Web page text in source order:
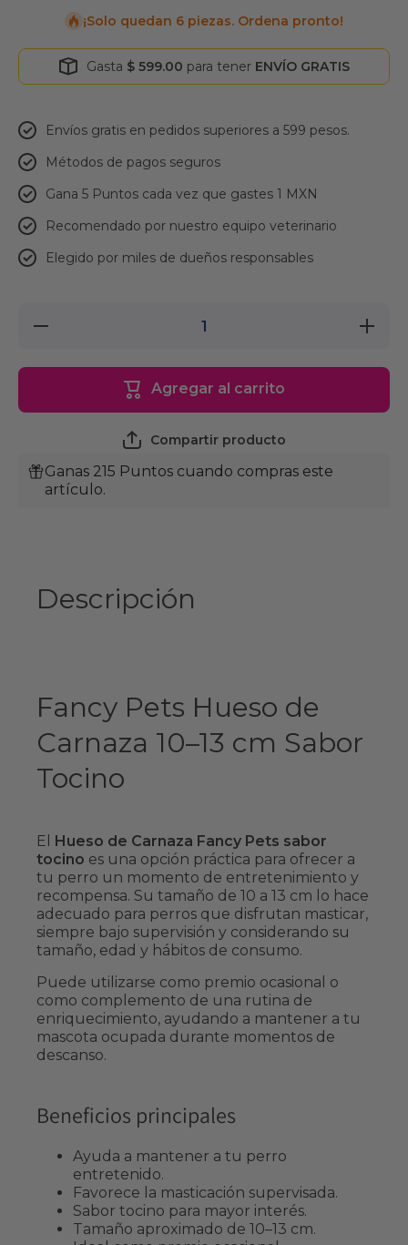
¡Solo quedan 6 piezas. Ordena pronto!
Gasta $ 599.00 para tener ENVÍO GRATIS
Envíos gratis en pedidos superiores a 599 pesos.
Métodos de pagos seguros
Gana 5 Puntos cada vez que gastes 1 MXN
Recomendado por nuestro equipo veterinario
Elegido por miles de dueños responsables
Reducir
Tocino
Aumentar
cantidad
Pets
Carnaza
Agregar al carrito
Compartir producto
Ganas 215 Puntos cuando compras este
artículo.
Descripción
Fancy Pets Hueso de
Carnaza 10–13 cm Sabor
Tocino
El Hueso de Carnaza Fancy Pets sabor
tocino es una opción práctica para ofrecer a
tu perro un momento de entretenimiento y
recompensa. Su tamaño de 10 a 13 cm lo hace
adecuado para perros que disfrutan masticar,
siempre bajo supervisión y considerando su
tamaño, edad y hábitos de consumo.
Puede utilizarse como premio ocasional o
como complemento de una rutina de
enriquecimiento, ayudando a mantener a tu
mascota ocupada durante momentos de
descanso.
Beneficios principales
Ayuda a mantener a tu perro
entretenido.
Favorece la masticación supervisada.
Sabor tocino para mayor interés.
Tamaño aproximado de 10–13 cm.